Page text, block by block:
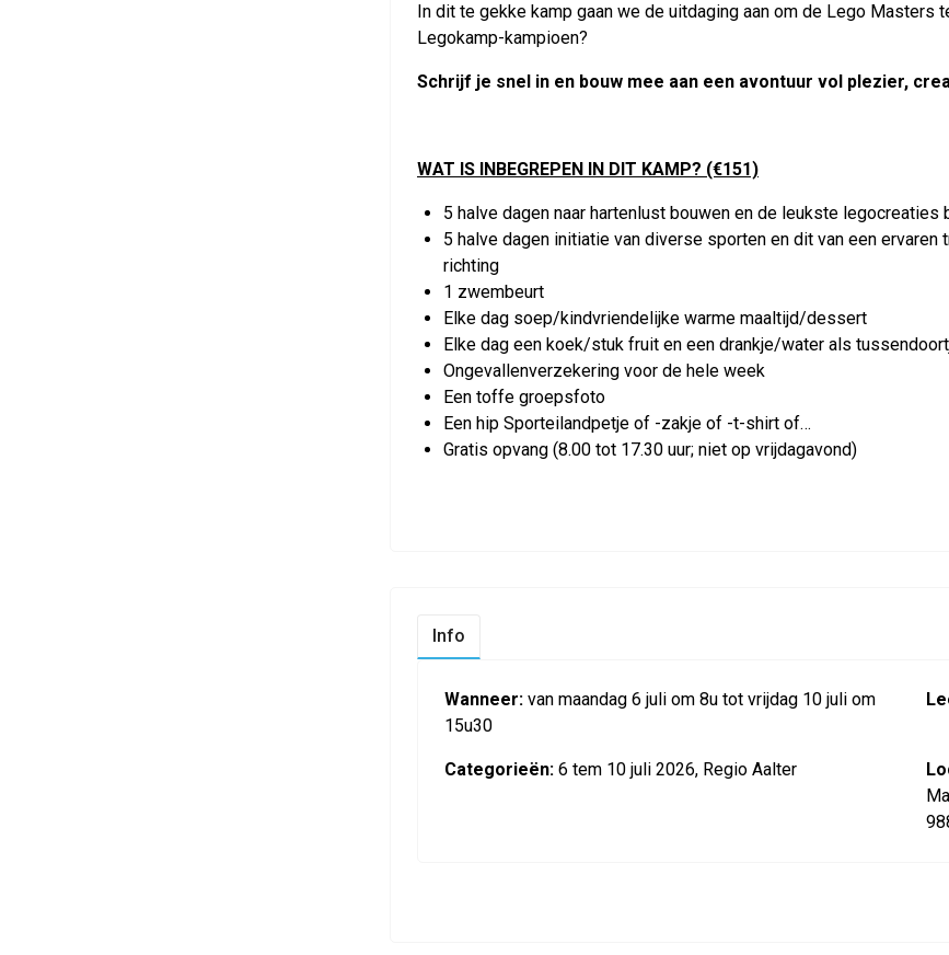
In dit te gekke kamp gaan we de uitdaging aan om de Lego
Legokamp-kampioen?
Schrijf je snel in en bouw mee aan een avontuur vol plezier,
WAT IS INBEGREPEN IN DIT KAMP? (€151)
5 halve dagen naar hartenlust bouwen en de leukste legocreaties
5 halve dagen initiatie van diverse sporten en dit van een
richting
1 zwembeurt
Elke dag soep/kindvriendelijke warme maaltijd/dessert
Elke dag een koek/stuk fruit en een drankje/water als
Ongevallenverzekering voor de hele week
Een toffe groepsfoto
Een hip Sporteilandpetje of -zakje of -t-shirt of…
Gratis opvang (8.00 tot 17.30 uur; niet op vrijdagavond)
Info
Wanneer: van maandag 6 juli om 8u tot vrijdag 10 juli om
15u30
Categorieën: 6 tem 10 juli 2026, Regio Aalter